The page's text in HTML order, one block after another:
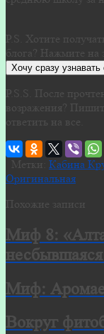
P.S. Хотите
блога? Нажмите на
Хочу сразу
P.S.S. После
возражения?
ответить на все.
Метки: Кабина
Оригинальная
Похожие записи
Миф 8:
Миф:
Вокруг